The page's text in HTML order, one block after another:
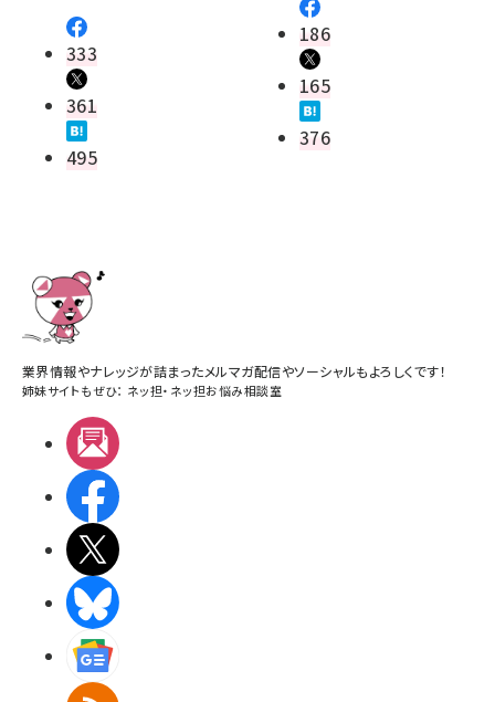
333
361
495
186
165
376
業界情報やナレッジが詰まったメルマガ配信やソーシャルもよろしくです！
姉妹サイトもぜひ： ネッ担・ ネッ担お悩み相談室